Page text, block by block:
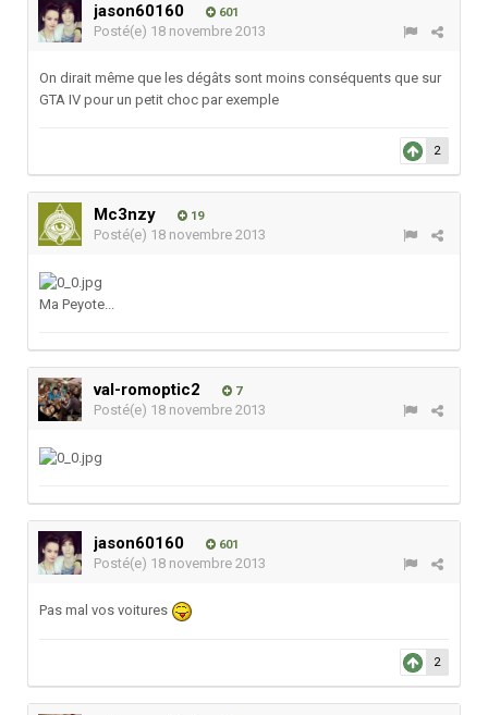
jason60160 601
Posté(e) 18 novembre 2013
On dirait même que les dégâts sont moins conséquents que sur
GTA IV pour un petit choc par exemple
2
Mc3nzy 19
Posté(e) 18 novembre 2013
Ma Peyote...
val-romoptic2 7
Posté(e) 18 novembre 2013
jason60160 601
Posté(e) 18 novembre 2013
Pas mal vos voitures
2